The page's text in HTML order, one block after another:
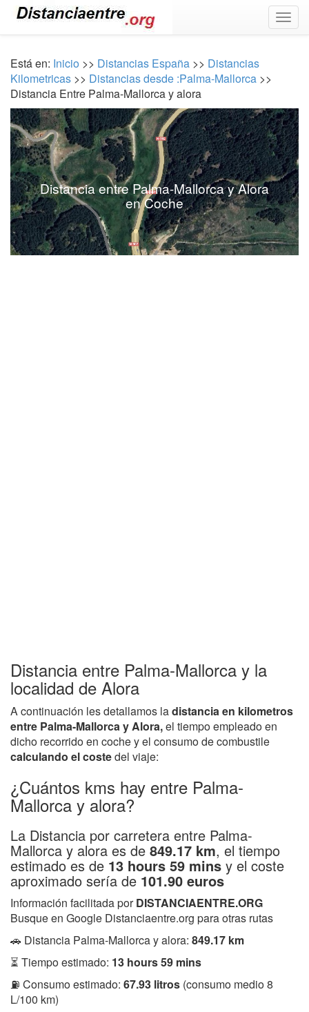
Está en: Inicio >> Distancias España >> Distancias
Kilometricas >> Distancias desde :Palma-Mallorca >>
Distancia Entre Palma-Mallorca y alora
Distancia entre Palma-Mallorca y Alora
en Coche
Distancia entre Palma-Mallorca y la
localidad de Alora
A continuación les detallamos ladistancia en kilometros
entre Palma-Mallorca y Alora,el tiempo empleado en
dicho recorrido en coche y el consumo de combustile
calculando el costedel viaje:
¿Cuántos kms hay entre Palma-
Mallorca y alora?
La Distancia por carretera entre Palma-
Mallorca y alora es de 849.17 km, el tiempo
estimado es de 13 hours 59 mins y el coste
aproximado sería de 101.90 euros
Información facilitada porDISTANCIAENTRE.ORG
Busque en Google Distanciaentre.org para otras rutas
🚗 Distancia Palma-Mallorca y alora: 849.17 km
⏳ Tiempo estimado: 13 hours 59 mins
⛽ Consumo estimado: 67.93 litros (consumo medio 8
L/100 km)